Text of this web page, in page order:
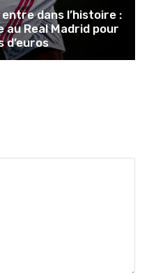
dans l’histoire :
au Real Madrid pour
d’euros